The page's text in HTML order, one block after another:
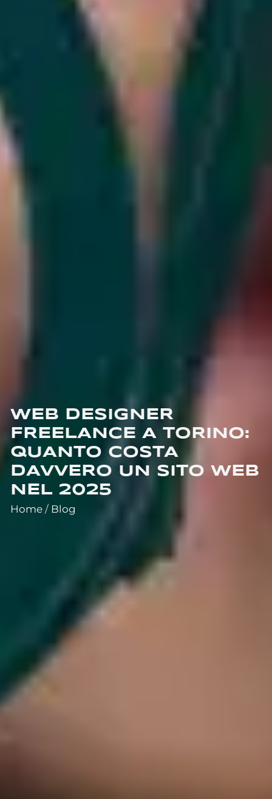
WEB DESIGNER
FREELANCE A TORINO:
QUANTO COSTA
DAVVERO UN SITO WEB
NEL 2025
Home / Blog